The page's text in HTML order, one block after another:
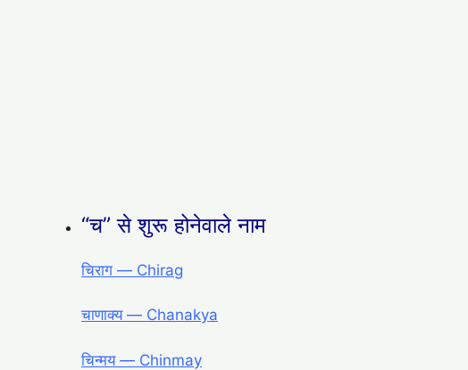
“च” से शुरू होनेवाले नाम
चिराग — Chirag
चाणाक्य — Chanakya
चिन्मय — Chinmay